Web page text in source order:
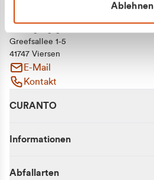
Ablehnen
Greefsallee 1-5
41747 Viersen
E-Mail
Kontakt
CURANTO
Informationen
Abfallarten